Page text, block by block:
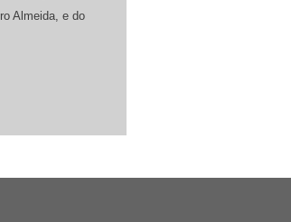
Almeida, e do